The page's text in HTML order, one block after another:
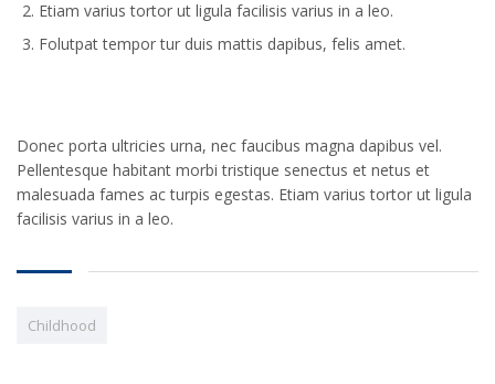
Etiam varius tortor ut ligula facilisis varius in a leo.
Folutpat tempor tur duis mattis dapibus, felis amet.
Donec porta ultricies urna, nec faucibus magna dapibus vel.
Pellentesque habitant morbi tristique senectus et netus et
malesuada fames ac turpis egestas. Etiam varius tortor ut ligula
facilisis varius in a leo.
Childhood